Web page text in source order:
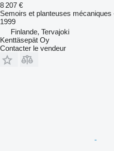
8 207 €
Semoirs et planteuses
1999
Finlande, Tervajoki
Kenttäsepät Oy
Contacter le vendeur